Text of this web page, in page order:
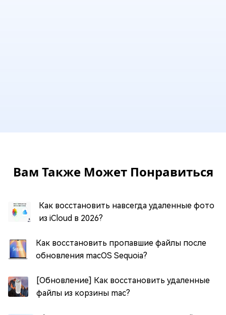
Вам Также Может Понравиться
Как восстановить навсегда удаленные фото
из iCloud в 2026?
Как восстановить пропавшие файлы после
обновления macOS Sequoia?
[Обновление] Как восстановить удаленные
файлы из корзины mac?